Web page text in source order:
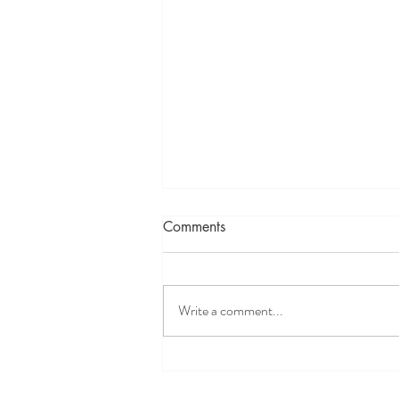
Memahami INFLAMASI
Comments
Write a comment...